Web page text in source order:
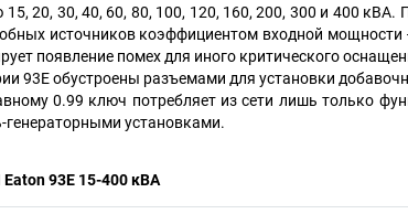
20, 30, 40, 60, 80, 100, 120, 160, 200, 300 и 400
источников коэффициентом входной мощности
появление помех для иного критического
93Е обустроены разъемами для установки
0.99 ключ потребляет из сети лишь только
установками.
93Е 15-400 кВА